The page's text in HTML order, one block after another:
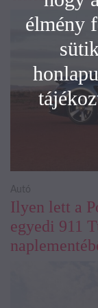
Ilyen lett a
egyedi 911
Autó
élmény